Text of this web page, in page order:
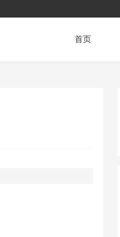
首页